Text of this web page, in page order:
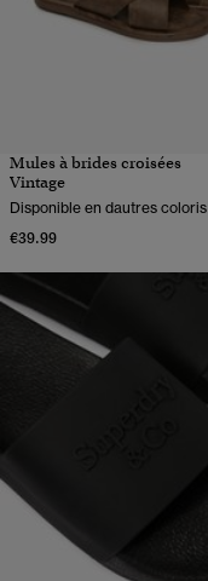
Mules à brides croisées
Vintage
Disponible en dautres coloris
€39.99